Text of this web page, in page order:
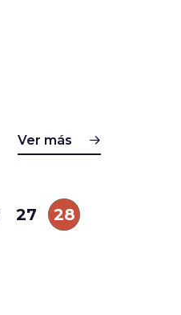
Ver más
27 28